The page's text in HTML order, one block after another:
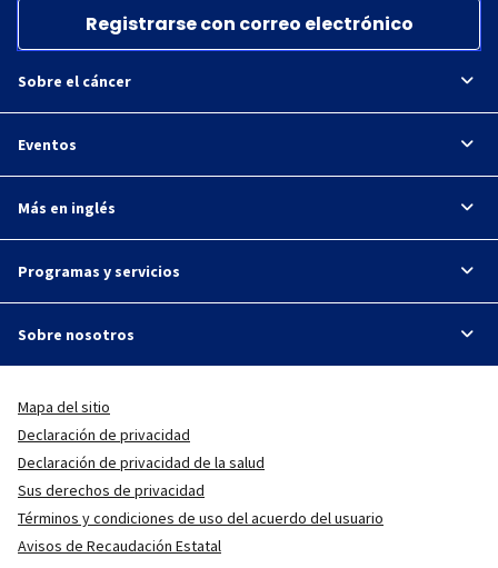
Registrarse con correo electrónico
Sobre el cáncer
Eventos
Más en inglés
Programas y servicios
Sobre nosotros
Mapa del sitio
Declaración de privacidad
Declaración de privacidad de la salud
Sus derechos de privacidad
Términos y condiciones de uso del acuerdo del usuario
Avisos de Recaudación Estatal